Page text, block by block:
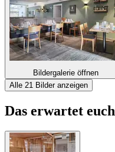
Bildergalerie öffnen
Alle 21 Bilder anzeigen
Das erwartet euch